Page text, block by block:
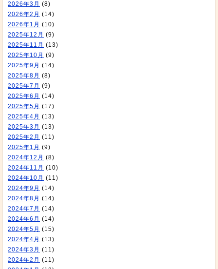
2026年3月 (8)
2026年2月 (14)
2026年1月 (10)
2025年12月 (9)
2025年11月 (13)
2025年10月 (9)
2025年9月 (14)
2025年8月 (8)
2025年7月 (9)
2025年6月 (14)
2025年5月 (17)
2025年4月 (13)
2025年3月 (13)
2025年2月 (11)
2025年1月 (9)
2024年12月 (8)
2024年11月 (10)
2024年10月 (11)
2024年9月 (14)
2024年8月 (14)
2024年7月 (14)
2024年6月 (14)
2024年5月 (15)
2024年4月 (13)
2024年3月 (11)
2024年2月 (11)